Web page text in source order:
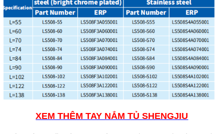
XEM THÊM TAY NẮM TỦ SHENGJIU